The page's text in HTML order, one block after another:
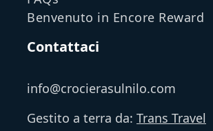
Benvenuto in Encore Reward
Contattaci
info@crocierasulnilo.com
Gestito a terra da: Trans Travel